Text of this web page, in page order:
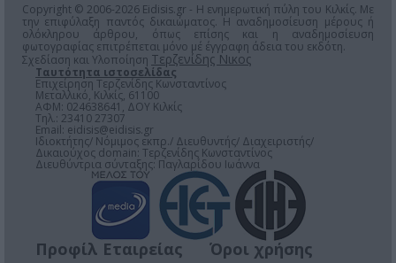
Copyright © 2006-2026 Eidisis.gr - Η ενημερωτική πύλη του Κιλκίς. Με
την επιφύλαξη παντός δικαιώματος. Η αναδημοσίευση μέρους ή
ολόκληρου άρθρου, όπως επίσης και η αναδημοσίευση
φωτογραφίας επιτρέπεται μόνο μέ έγγραφη άδεια του εκδότη.
Σχεδίαση και Υλοποίηση Τερζενίδης Νικος
Ταυτότητα ιστοσελίδας
Επιχείρηση Τερζενίδης Κωνσταντίνος
Μεταλλικό, Κιλκίς, 61100
ΑΦΜ: 024638641, ΔΟΥ Κιλκίς
Τηλ.: 23410 27307
Email: eidisis@eidisis.gr
Ιδιοκτήτης/ Νόμιμος εκπρ./ Διευθυντής/ Διαχειριστής/
Δικαιούχος domain: Τερζενίδης Κωνσταντίνος
Διευθύντρια σύνταξης: Παγλαρίδου Ιωάννα
Προφίλ Εταιρείας Όροι χρήσης